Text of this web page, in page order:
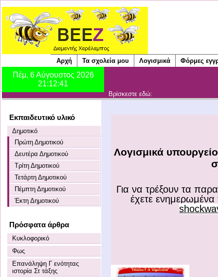
Αρχή Τα σχολεία μου Λογισμικά Φόρμες
Βρίσκεστε εδώ:
Εκπαιδευτικό υλικό
Δημοτικό
Πρώτη Δημοτικού
Δευτέρα Δημοτικού
Τρίτη Δημοτικού
Τετάρτη Δημοτικού
Πέμπτη Δημοτικού
Έκτη Δημοτικού
Πρόσφατα άρθρα
Κυκλοφορικό
Φως
Επανάληψη Γ ενότητας
ιστορία Στ τάξης
Λογισμικά
Για να τρέξουν τα
έχετε